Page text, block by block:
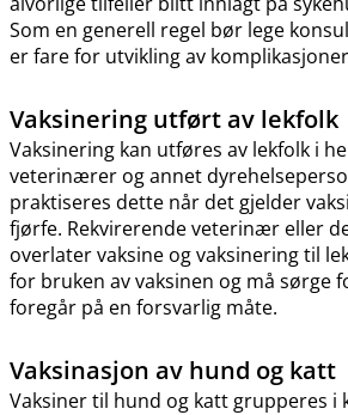
Som en generell regel bør lege
er fare for utvikling av
Vaksinering utført av lekfolk
Vaksinering kan utføres av lekfolk i
veterinærer og annet
praktiseres dette når det gjelder
fjørfe. Rekvirerende veterinær eller
overlater vaksine og vaksinering til
for bruken av vaksinen og må sørge
foregår på en forsvarlig måte.
Vaksinasjon av hund og katt
Vaksiner til hund og katt grupperes i